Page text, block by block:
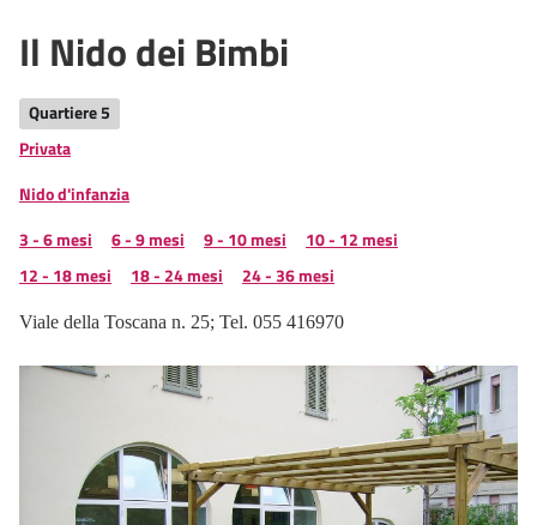
Il Nido dei Bimbi
Quartiere 5
Privata
Nido d'infanzia
3 - 6 mesi
6 - 9 mesi 9 - 10 mesi
10 - 12 mesi
12 - 18 mesi
18 - 24 mesi 24 - 36 mesi
Viale della Toscana n. 25; Tel. 055 416970